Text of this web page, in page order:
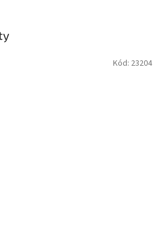
Kód: 23204